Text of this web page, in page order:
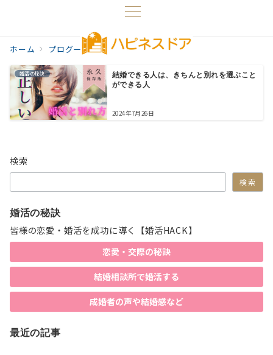
ホーム プログ一覧 別れ方
婚活の秘訣
結婚できる人は、きちんと別れを選ぶこと
ができる人
2024年7月26日
検索
検索
婚活の秘訣
皆様の恋愛・婚活を成功に導く【婚活HACK】
恋愛・交際の秘訣
結婚相談所で婚活する
成婚者の声や結婚感など
最近の記事